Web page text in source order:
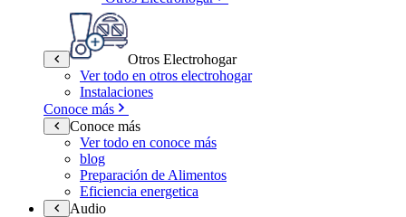
Otros Electrohogar
Ver todo en otros electrohogar
Instalaciones
Conoce más
Conoce más
Ver todo en conoce más
blog
Preparación de Alimentos
Eficiencia energetica
Audio